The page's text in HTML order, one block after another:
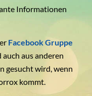
Informationen
Facebook Gruppe
auch aus anderen
gesucht wird, wenn
kommt.